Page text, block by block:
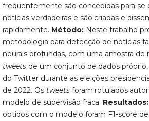
frequentemente são concebidas para se
notícias verdadeiras e são criadas e
rapidamente. Método:Neste trabalho
metodologia para detecção de notícias
neurais profundas, com uma amostra de
tweetsde um conjunto de dados
do Twitter durante as eleições
de 2022. Os tweetsforam rotulados
modelo de supervisão fraca. Resultados:
obtidos com o modelo foram F1-score